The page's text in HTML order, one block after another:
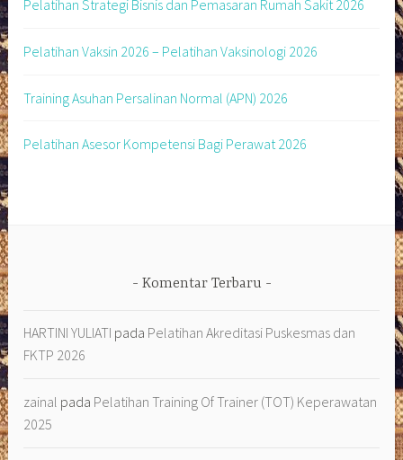
Pelatihan Strategi Bisnis dan Pemasaran Rumah Sakit 2026
Pelatihan Vaksin 2026 – Pelatihan Vaksinologi 2026
Training Asuhan Persalinan Normal (APN) 2026
Pelatihan Asesor Kompetensi Bagi Perawat 2026
Komentar Terbaru
HARTINI YULIATI pada Pelatihan Akreditasi Puskesmas dan
FKTP 2026
zainal pada Pelatihan Training Of Trainer (TOT) Keperawatan
2025